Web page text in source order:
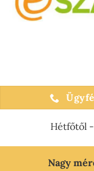
Hétfőtől
Nagy